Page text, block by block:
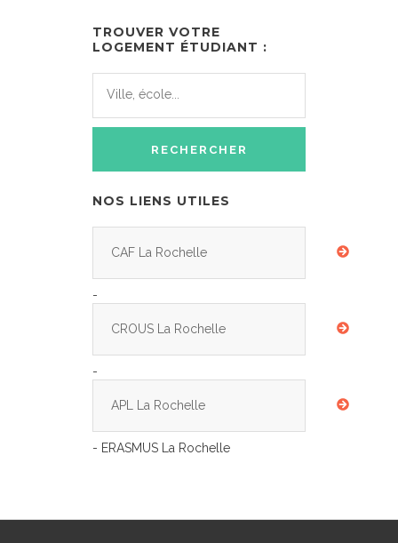
TROUVER VOTRE
LOGEMENT ÉTUDIANT :
NOS LIENS UTILES
CAF La Rochelle
-
CROUS La Rochelle
-
APL La Rochelle
- ERASMUS La Rochelle